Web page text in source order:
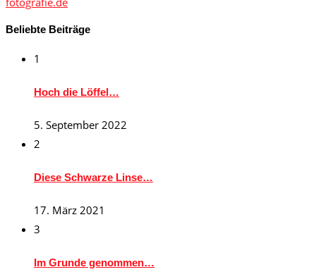
Beliebte Beiträge
1
Hoch die Löffel…
5. September 2022
2
Diese Schwarze Linse…
17. März 2021
3
Im Grunde genommen…